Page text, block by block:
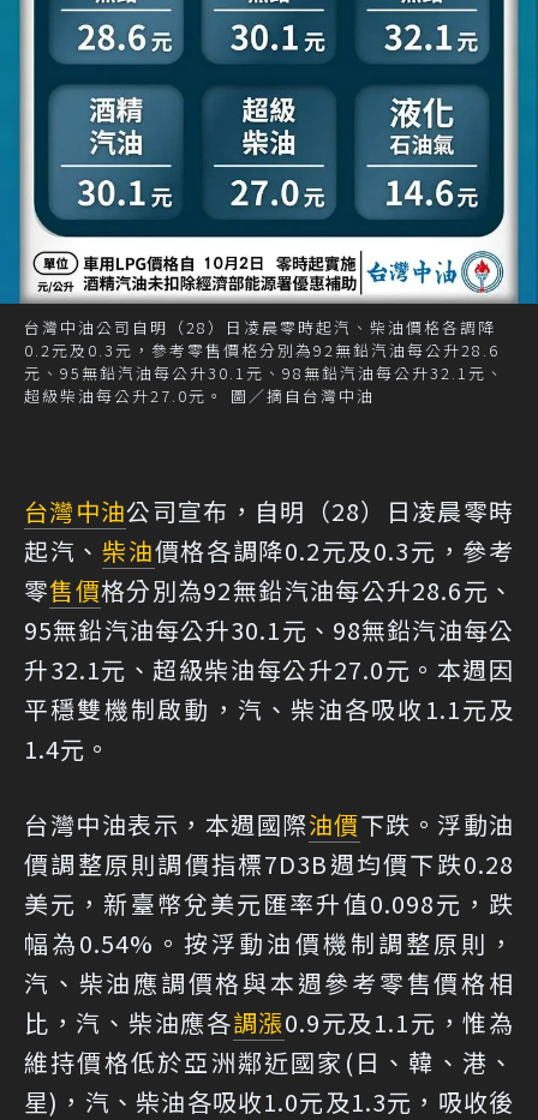
台灣中油公司自明（28）日凌晨零時起汽、柴油價格各調降
0.2元及0.3元，參考零售價格分別為92無鉛汽油每公升28.6
元、95無鉛汽油每公升30.1元、98無鉛汽油每公升32.1元、
超級柴油每公升27.0元。 圖／摘自台灣中油
台灣中油公司宣布，自明（28）日凌晨零時
起汽、柴油價格各調降0.2元及0.3元，參考
零售價格分別為92無鉛汽油每公升28.6元、
95無鉛汽油每公升30.1元、98無鉛汽油每公
升32.1元、超級柴油每公升27.0元。本週因
平穩雙機制啟動，汽、柴油各吸收1.1元及
1.4元。
台灣中油表示，本週國際油價下跌。浮動油
價調整原則調價指標7D3B週均價下跌0.28
美元，新臺幣兌美元匯率升值0.098元，跌
幅為0.54%。按浮動油價機制調整原則，
汽、柴油應調價格與本週參考零售價格相
比，汽、柴油應各調漲0.9元及1.1元，惟為
維持價格低於亞洲鄰近國家(日、韓、港、
星)，汽、柴油各吸收1.0元及1.3元，吸收後